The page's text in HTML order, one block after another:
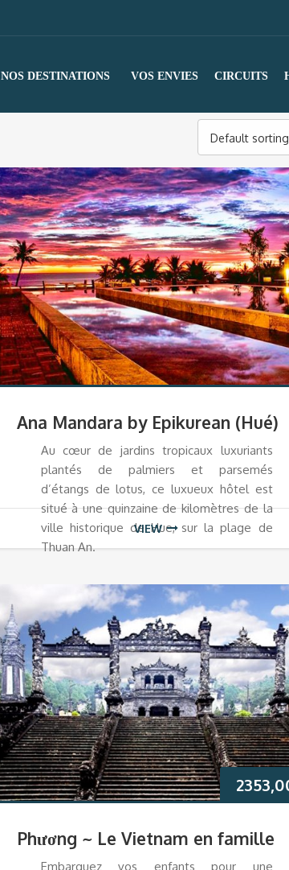
NOS DESTINATIONS VOS ENVIES CIRCUITS
Default sorting
Ana Mandara by Epikurean (Hué)
Au cœur de jardins tropicaux luxuriants
plantés de palmiers et parsemés
d’étangs de lotus, ce luxueux hôtel est
situé à une quinzaine de kilomètres de la
ville historique de Hue, sur la plage de
Thuan An.
VIEW
Phương ~ Le Vietnam en famille
Embarquez vos enfants pour une